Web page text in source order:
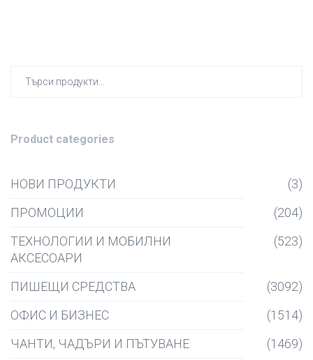
Product categories
НОВИ ПРОДУКТИ
(3)
ПРОМОЦИИ
(204)
ТЕХНОЛОГИИ И МОБИЛНИ
АКСЕСОАРИ
(523)
ПИШЕЩИ СРЕДСТВА
(3092)
ОФИС И БИЗНЕС
(1514)
ЧАНТИ, ЧАДЪРИ И ПЪТУВАНЕ
(1469)